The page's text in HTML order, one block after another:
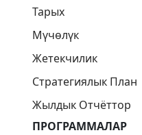
Тарых
Мүчөлүк
Жетекчилик
Стратегиялык План
Жылдык Отчёттор
ПРОГРАММАЛАР